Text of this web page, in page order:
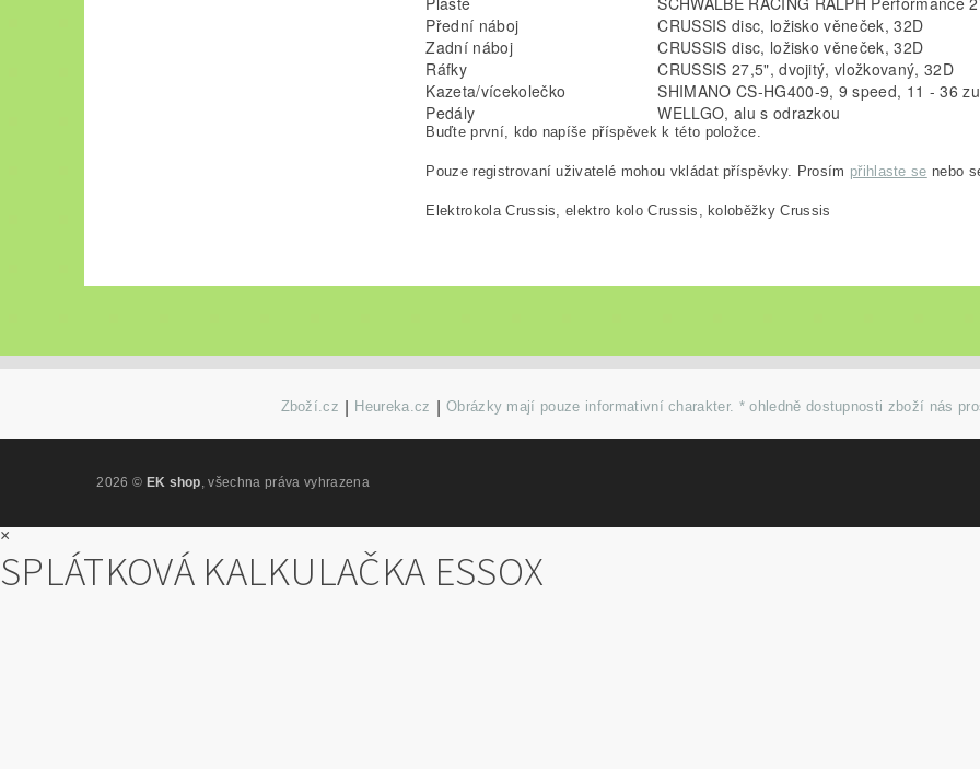
Přední náboj
CRUSSIS disc, ložisko věneček, 32D
Zadní náboj
CRUSSIS disc, ložisko věneček, 32D
Ráfky
CRUSSIS 27,5", dvojitý, vložkovaný, 32D
Kazeta/vícekolečko
SHIMANO CS-HG400-9, 9 speed, 11 - 36
Pedály
WELLGO, alu s odrazkou
Buďte první, kdo napíše příspěvek k této položce.
Pouze registrovaní uživatelé mohou vkládat příspěvky. Prosím přihlaste se nebo
Elektrokola Crussis, elektro kolo Crussis, koloběžky Crussis
Zboží.cz Heureka.cz Obrázky mají pouze informativní charakter. * ohledně dostupnosti zboží nás
2026 © EK shop, všechna práva vyhrazena
×
SPLÁTKOVÁ KALKULAČKA ESSOX